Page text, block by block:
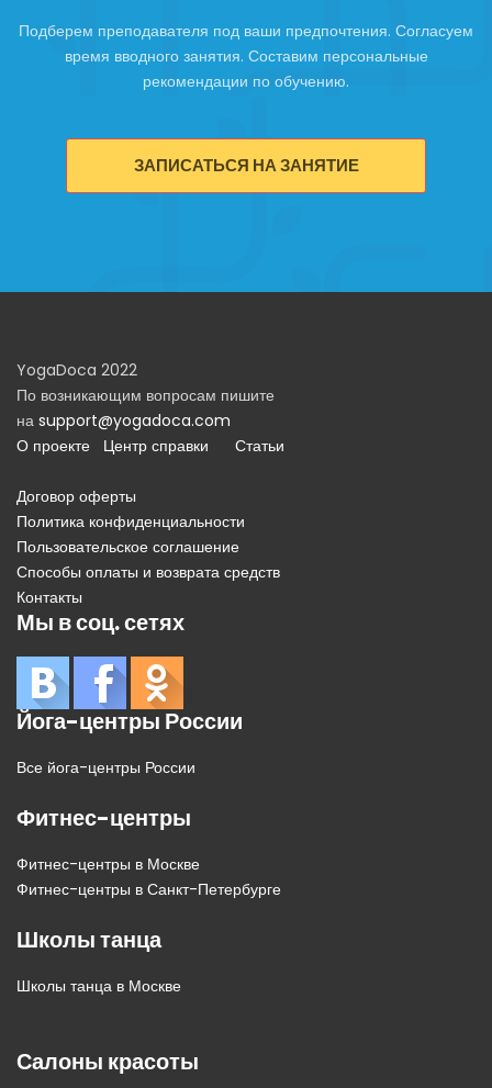
Подберем преподавателя под ваши предпочтения. Согласуем
время вводного занятия. Составим персональные
рекомендации по обучению.
ЗАПИСАТЬСЯ НА ЗАНЯТИЕ
YogaDoca 2022
По возникающим вопросам пишите
на support@yogadoca.com
О проекте
Центр справки Статьи
Договор оферты
Политика конфиденциальности
Пользовательское соглашение
Способы оплаты и возврата средств
Контакты
Мы в соц. сетях
Йога-центры России
Все йога-центры России
Фитнес-центры
Фитнес-центры в Москве
Фитнес-центры в Санкт-Петербурге
Школы танца
Школы танца в Москве
Салоны красоты